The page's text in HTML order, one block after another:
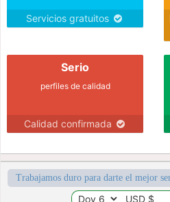
Servicios gratuitos
Serio
perfiles de calidad
Calidad confirmada
Trabajamos duro para darte el mejor